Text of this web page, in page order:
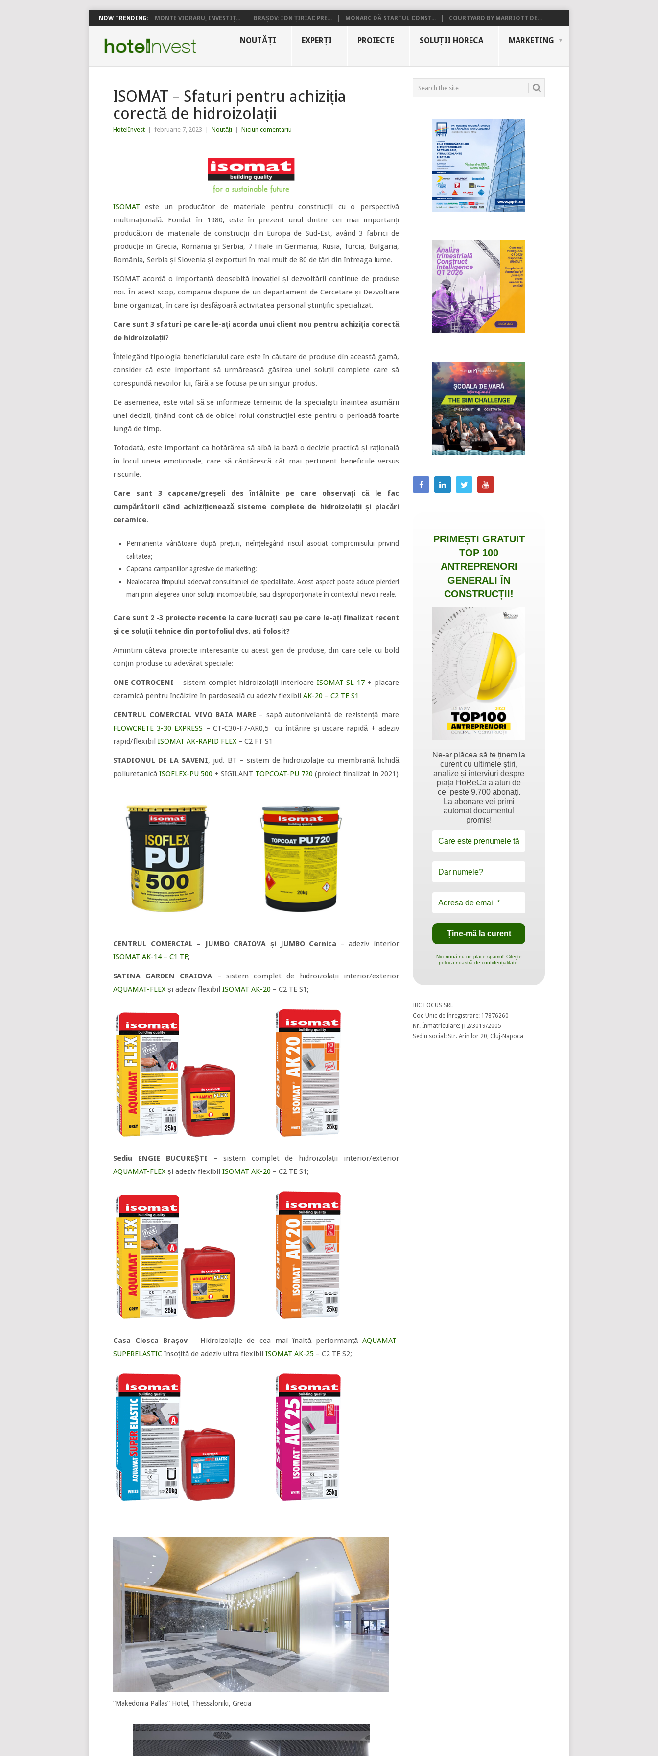
NOW TRENDING: MONTE VIDRARU, INVESTIȚ... BRAȘOV: ION ȚIRIAC PRE... MONARC DĂ STARTUL CONST... COURTYARD BY MARRIOTT DE...
NOUTĂȚI EXPERȚI PROIECTE SOLUȚII HORECA MARKETING
ISOMAT – Sfaturi pentru achiziția
corectă de hidroizolații
HotelInvest februarie 7, 2023 Noutăți Niciun comentariu
ISOMAT este un producător de materiale pentru construcții cu o perspectivă
multinațională. Fondat în 1980, este în prezent unul dintre cei mai importanți
producători de materiale de construcții din Europa de Sud-Est, având 3 fabrici de
producție în Grecia, România și Serbia, 7 filiale în Germania, Rusia, Turcia, Bulgaria,
România, Serbia și Slovenia și exporturi în mai mult de 80 de țări din întreaga lume.
ISOMAT acordă o importanță deosebită inovației și dezvoltării continue de produse
noi. În acest scop, compania dispune de un departament de Cercetare și Dezvoltare
bine organizat, în care își desfășoară activitatea personal științific specializat.
Care sunt 3 sfaturi pe care le-ați acorda unui client nou pentru achiziția corectă
de hidroizolații?
Înțelegând tipologia beneficiarului care este în căutare de produse din această gamă,
consider că este important să urmărească găsirea unei soluții complete care să
corespundă nevoilor lui, fără a se focusa pe un singur produs.
De asemenea, este vital să se informeze temeinic de la specialiști înaintea asumării
unei decizii, ținând cont că de obicei rolul construcției este pentru o perioadă foarte
lungă de timp.
Totodată, este important ca hotărârea să aibă la bază o decizie practică și rațională
în locul uneia emoționale, care să cântărescă cât mai pertinent beneficiile versus
riscurile.
Care sunt 3 capcane/greșeli des întâlnite pe care observați că le fac
cumpărătorii când achiziționează sisteme complete de hidroizolații și placări
ceramice.
Permanenta vânătoare după prețuri, neînțelegând riscul asociat compromisului privind
calitatea;
Capcana campaniilor agresive de marketing;
Nealocarea timpului adecvat consultanței de specialitate. Acest aspect poate aduce pierderi
mari prin alegerea unor soluții incompatibile, sau disproporționate în contextul nevoii reale.
Care sunt 2 -3 proiecte recente la care lucrați sau pe care le-ați finalizat recent
și ce soluții tehnice din portofoliul dvs. ați folosit?
Amintim câteva proiecte interesante cu acest gen de produse, din care cele cu bold
conțin produse cu adevărat speciale:
ONE COTROCENI – sistem complet hidroizolații interioare ISOMAT SL-17 + placare
ceramică pentru încălzire în pardoseală cu adeziv flexibil AK-20 – C2 TE S1
CENTRUL COMERCIAL VIVO BAIA MARE – sapă autonivelantă de rezistență mare
FLOWCRETE 3-30 EXPRESS – CT-C30-F7-AR0,5 cu întărire și uscare rapidă + adeziv
rapid/flexibil ISOMAT AK-RAPID FLEX – C2 FT S1
STADIONUL DE LA SAVENI, jud. BT – sistem de hidroizolație cu membrană lichidă
poliuretanicăISOFLEX-PU 500 + SIGILANT TOPCOAT-PU 720 (proiect finalizat in 2021)
CENTRUL COMERCIAL – JUMBO CRAIOVA și JUMBO Cernica – adeziv interior
ISOMAT AK-14 – C1 TE;
SATINA GARDEN CRAIOVA – sistem complet de hidroizolații interior/exterior
AQUAMAT-FLEX și adeziv flexibil ISOMAT AK-20 – C2 TE S1;
Sediu ENGIE BUCUREȘTI – sistem complet de hidroizolații interior/exterior
AQUAMAT-FLEX și adeziv flexibil ISOMAT AK-20 – C2 TE S1;
Casa Closca Brașov – Hidroizolație de cea mai înaltă performanțăAQUAMAT-
SUPERELASTIC însoțită de adeziv ultra flexibil ISOMAT AK-25 – C2 TE S2;
“Makedonia Pallas” Hotel, Thessaloniki, Grecia
PRIMEȘTI GRATUIT
TOP 100
ANTREPRENORI
GENERALI ÎN
CONSTRUCȚII!
Ne-ar plăcea să te ținem la
curent cu ultimele știri,
analize și interviuri despre
piața HoReCa alături de
cei peste 9.700 abonați.
La abonare vei primi
automat documentul
promis!
Nici nouă nu ne place spamul! Citește
politica noastră de confidențialitate.
IBC FOCUS SRL
Cod Unic de Înregistrare: 17876260
Nr. Înmatriculare: J12/3019/2005
Sediu social: Str. Arinilor 20, Cluj-Napoca